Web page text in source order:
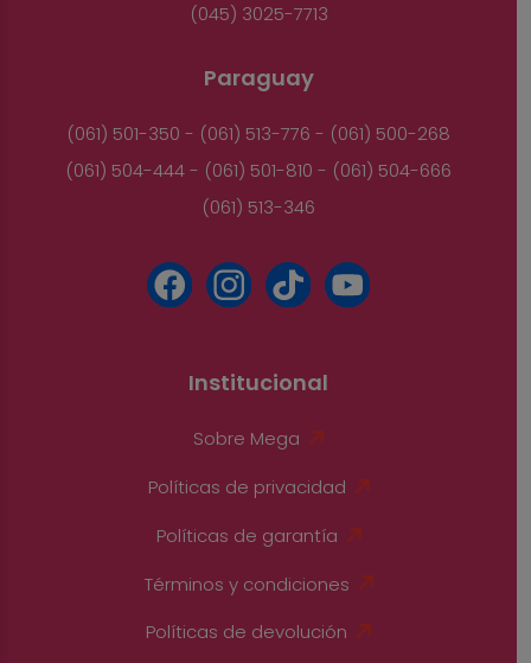
(045) 3025-7713
Paraguay
(061) 501-350 - (061) 513-776 - (061) 500-268
(061) 504-444 - (061) 501-810 - (061) 504-666
(061) 513-346
Institucional
Sobre Mega
Políticas de privacidad
Políticas de garantía
Términos y condiciones
Políticas de devolución